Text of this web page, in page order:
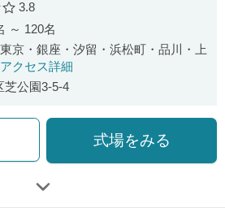
口コミ評価
3.8
～ 120名
京・銀座・汐留・浜松町・品川・上
アクセス詳細
芝公園3-5-4
式場をみる